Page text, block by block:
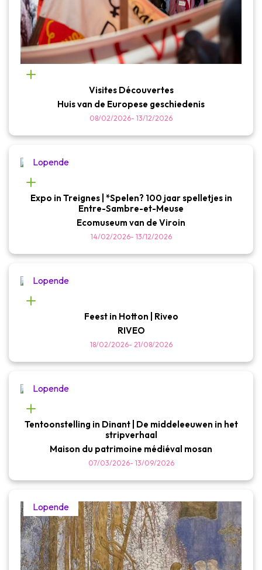
Visites Découvertes
Huis van de Europese geschiedenis
08/02/2026- 13/12/2026
Expo in Treignes | *Spelen? 100 jaar spelletjes in
Entre-Sambre-et-Meuse
Ecomuseum van de Viroin
14/02/2026- 13/12/2026
Lopende
Feest in Hotton | Riveo
RIVEO
18/02/2026- 21/08/2026
Lopende
Tentoonstelling in Dinant | De middeleeuwen in het
stripverhaal
Maison du patrimoine médiéval mosan
07/03/2026- 13/09/2026
Lopende
Lopende